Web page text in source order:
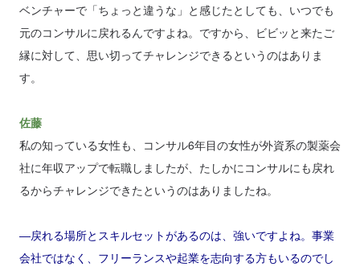
ベンチャーで「ちょっと違うな」と感じたとしても、いつでも
元のコンサルに戻れるんですよね。ですから、ビビッと来たご
縁に対して、思い切ってチャレンジできるというのはありま
す。
佐藤
私の知っている女性も、コンサル6年目の女性が外資系の製薬会
社に年収アップで転職しましたが、たしかにコンサルにも戻れ
るからチャレンジできたというのはありましたね。
―戻れる場所とスキルセットがあるのは、強いですよね。事業
会社ではなく、フリーランスや起業を志向する方もいるのでし